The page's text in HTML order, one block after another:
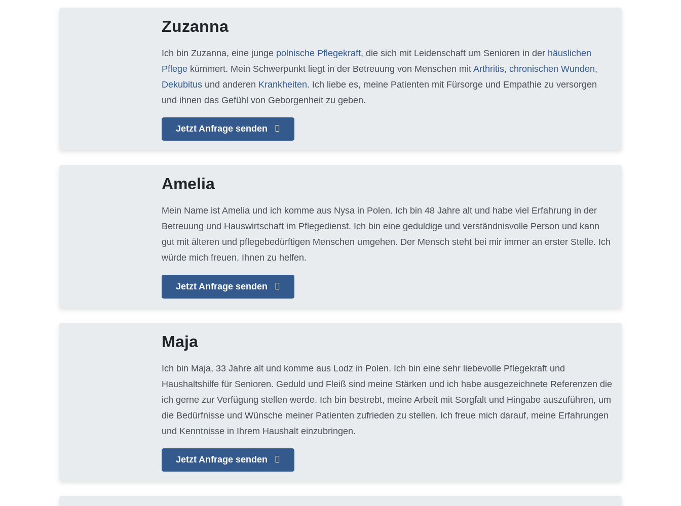
Zuzanna
Ich bin Zuzanna, eine junge polnische Pflegekraft, die sich mit Leidenschaft um Senioren in der häuslichen
Pflege kümmert. Mein Schwerpunkt liegt in der Betreuung von Menschen mit Arthritis, chronischen Wunden,
Dekubitus und anderen Krankheiten. Ich liebe es, meine Patienten mit Fürsorge und Empathie zu versorgen
und ihnen das Gefühl von Geborgenheit zu geben.
Jetzt Anfrage senden
Amelia
Mein Name ist Amelia und ich komme aus Nysa in Polen. Ich bin 48 Jahre alt und habe viel Erfahrung in der
Betreuung und Hauswirtschaft im Pflegedienst. Ich bin eine geduldige und verständnisvolle Person und kann
gut mit älteren und pflegebedürftigen Menschen umgehen. Der Mensch steht bei mir immer an erster Stelle. Ich
würde mich freuen, Ihnen zu helfen.
Jetzt Anfrage senden
Maja
Ich bin Maja, 33 Jahre alt und komme aus Lodz in Polen. Ich bin eine sehr liebevolle Pflegekraft und
Haushaltshilfe für Senioren. Geduld und Fleiß sind meine Stärken und ich habe ausgezeichnete Referenzen die
ich gerne zur Verfügung stellen werde. Ich bin bestrebt, meine Arbeit mit Sorgfalt und Hingabe auszuführen, um
die Bedürfnisse und Wünsche meiner Patienten zufrieden zu stellen. Ich freue mich darauf, meine Erfahrungen
und Kenntnisse in Ihrem Haushalt einzubringen.
Jetzt Anfrage senden